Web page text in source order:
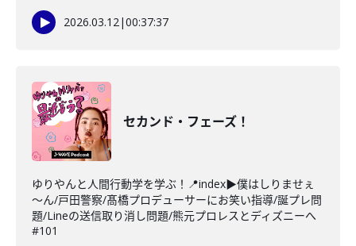
2026.03.12|00:37:37
セカンド・フェーズ！
ゆりやんと人間行動学を学ぶ！📍index▶僕はしりませぇ
～ん/戸田警察/髙橋プロデューサーにお笑い指導/誕プレ問
題/Lineの送信取り消し問題/熊元プロレスとディズニーへ
#101